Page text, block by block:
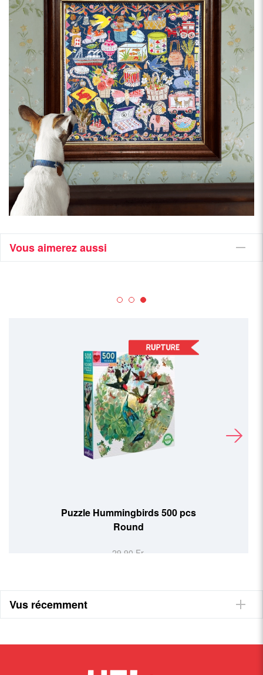
Vous aimerez aussi
Puzzle Hummingbirds 500 pcs
Round
29,90 Fr.
Vus récemment